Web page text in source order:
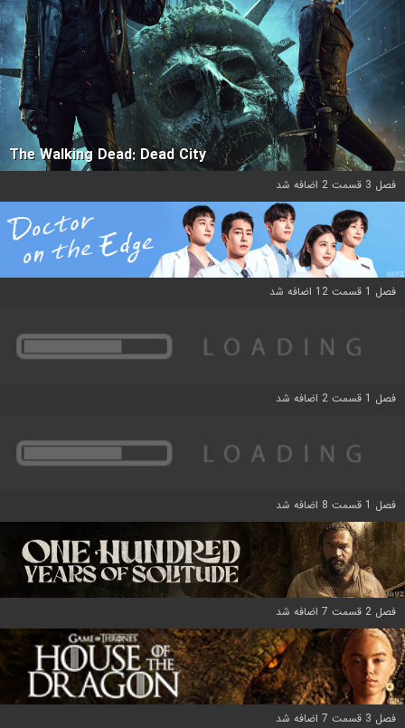
The Walking Dead: Dead City
فصل 3 قسمت 2 اضافه شد
فصل 1 قسمت 12 اضافه شد
فصل 1 قسمت 2 اضافه شد
فصل 1 قسمت 8 اضافه شد
فصل 2 قسمت 7 اضافه شد
فصل 3 قسمت 7 اضافه شد